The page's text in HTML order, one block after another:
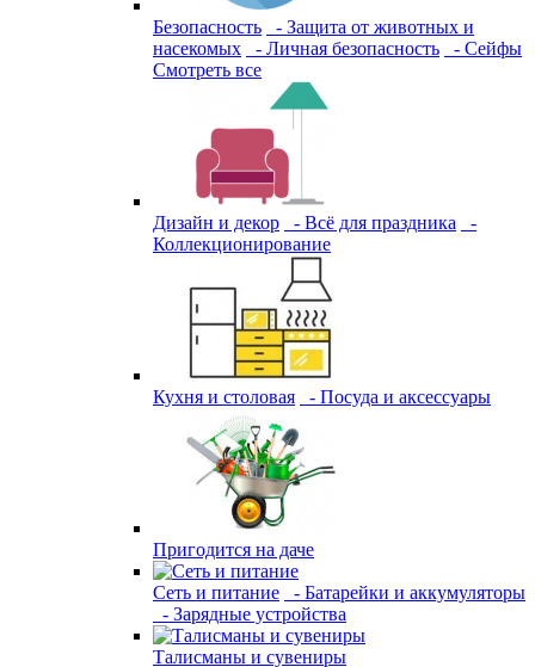
Безопасность
- Защита от животных и
насекомых
- Личная безопасность
- Сейфы
Смотреть все
Дизайн и декор - Всё для праздника
-
Коллекционирование
Кухня и столовая - Посуда и аксессуары
Пригодится на даче
Сеть и питание
- Батарейки и аккумуляторы
- Зарядные устройства
Талисманы и сувениры